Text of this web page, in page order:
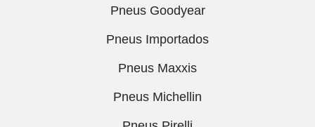
Pneus Goodyear
Pneus Importados
Pneus Maxxis
Pneus Michellin